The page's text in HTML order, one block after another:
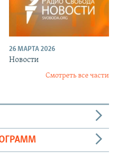
26 МАРТА 2026
Новости
Смотреть все части